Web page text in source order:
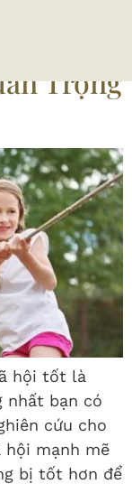
Trọng
hội tốt là
nhất bạn có
cứu cho
hội mạnh mẽ
bị tốt hơn để